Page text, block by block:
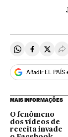
Compartir en
Compartir
Añadir EL PAÍS
MAIS INFORMAÇÕES
O fenômeno
dos vídeos de
receita invade